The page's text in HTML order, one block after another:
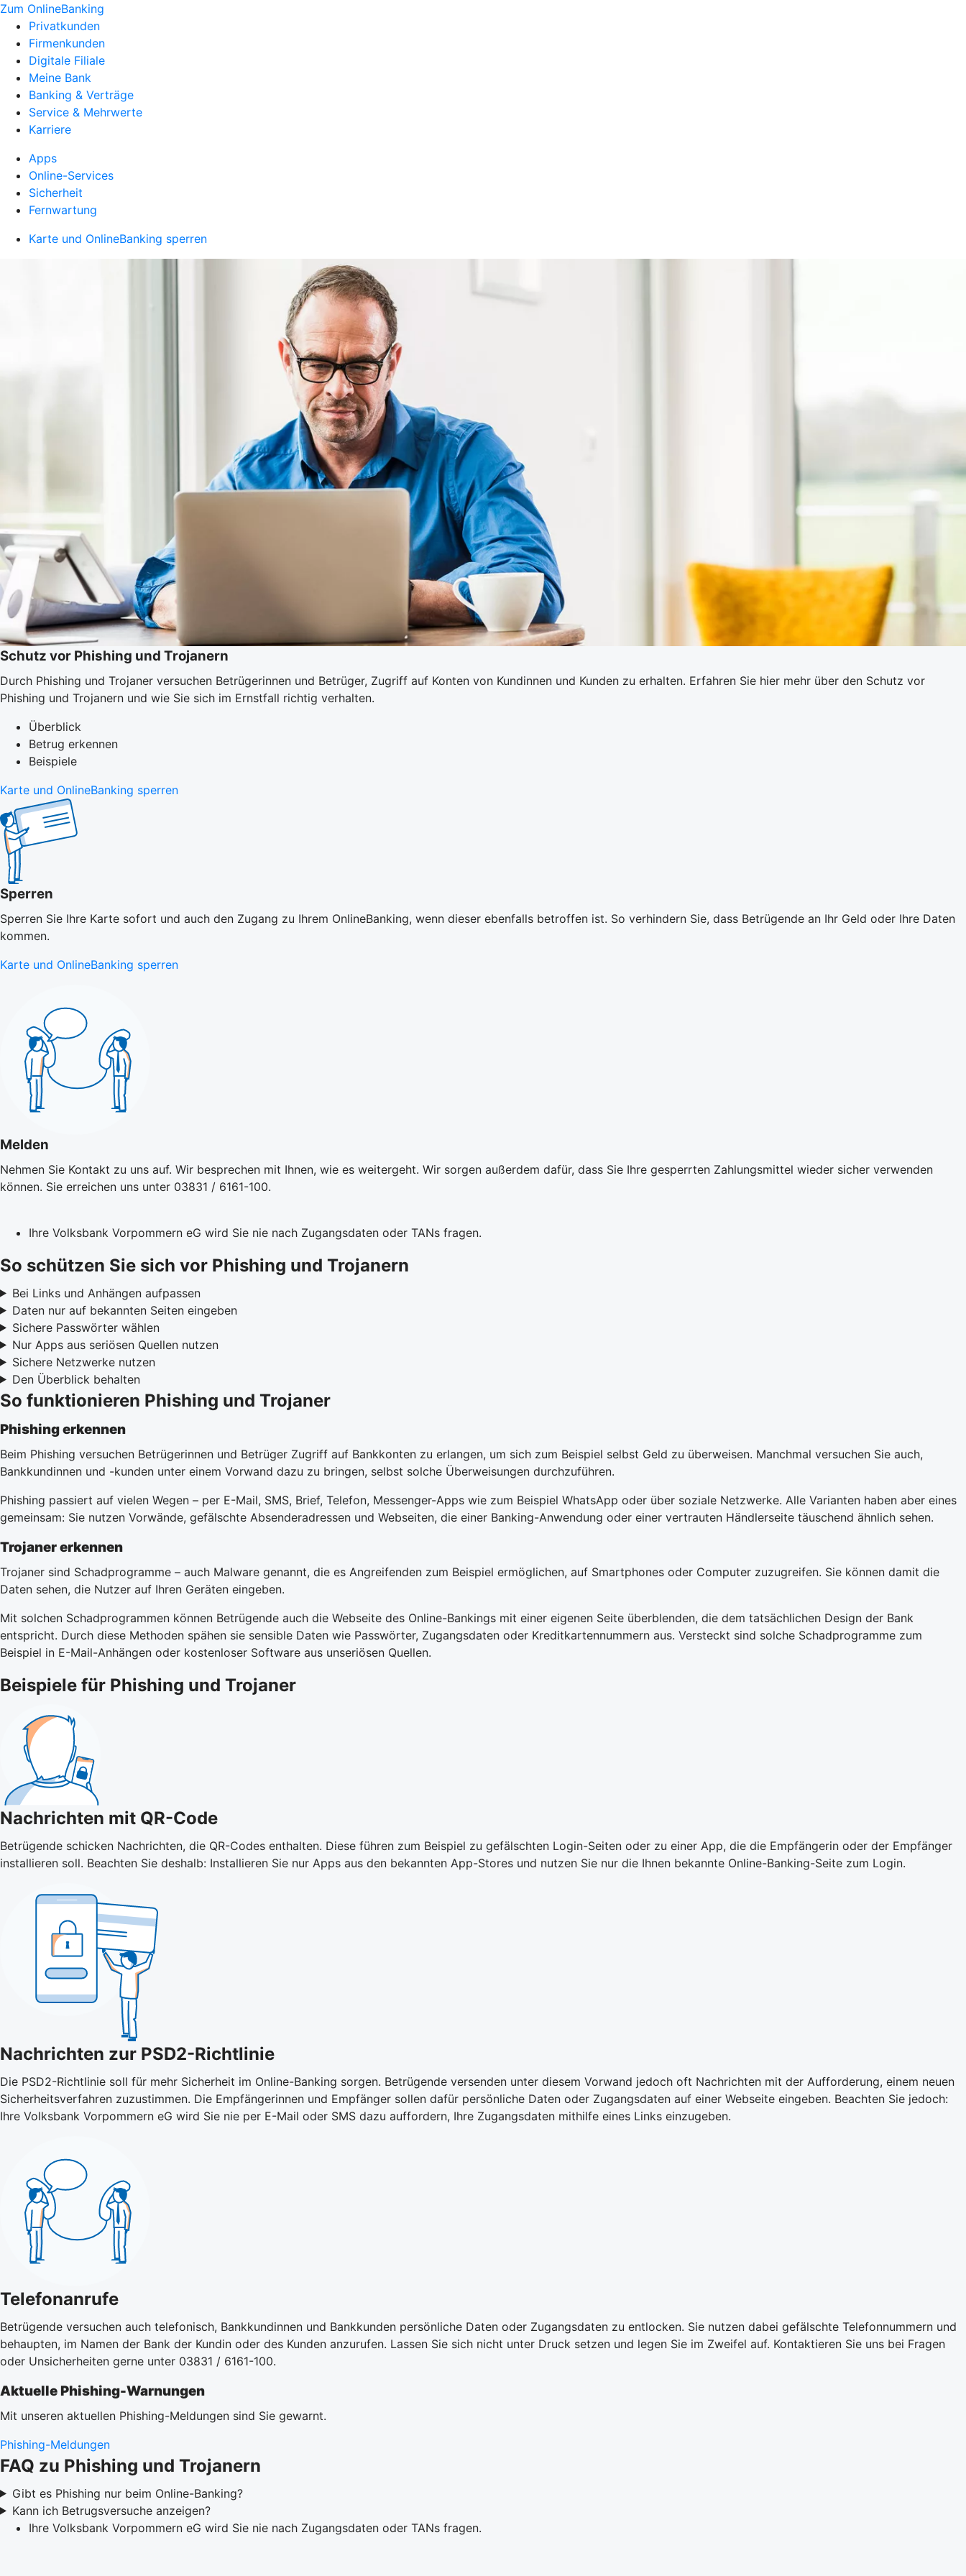
Zum OnlineBanking
Privatkunden
Firmenkunden
Digitale Filiale
Meine Bank
Banking & Verträge
Service & Mehrwerte
Karriere
Apps
Online-Services
Sicherheit
Fernwartung
Karte und OnlineBanking sperren
Schutz vor Phishing und Trojanern
Durch Phishing und Trojaner versuchen Betrügerinnen und Betrüger, Zugriff auf Konten von Kundinnen und Kunden zu erhalten. Erfahren Sie hier mehr über den Schutz vor
Phishing und Trojanern und wie Sie sich im Ernstfall richtig verhalten.
Überblick
Betrug erkennen
Beispiele
Karte und OnlineBanking sperren
Sperren
Sperren Sie Ihre Karte sofort und auch den Zugang zu Ihrem OnlineBanking, wenn dieser ebenfalls betroffen ist. So verhindern Sie, dass Betrügende an Ihr Geld oder Ihre Daten
kommen.
Karte und OnlineBanking sperren
Melden
Nehmen Sie Kontakt zu uns auf. Wir besprechen mit Ihnen, wie es weitergeht. Wir sorgen außerdem dafür, dass Sie Ihre gesperrten Zahlungsmittel wieder sicher verwenden
können. Sie erreichen uns unter 03831 / 6161-100.
Ihre Volksbank Vorpommern eG wird Sie nie nach Zugangsdaten oder TANs fragen.
So schützen Sie sich vor Phishing und Trojanern
Bei Links und Anhängen aufpassen
Daten nur auf bekannten Seiten eingeben
Sichere Passwörter wählen
Nur Apps aus seriösen Quellen nutzen
Sichere Netzwerke nutzen
Den Überblick behalten
So funktionieren Phishing und Trojaner
Phishing erkennen
Beim Phishing versuchen Betrügerinnen und Betrüger Zugriff auf Bankkonten zu erlangen, um sich zum Beispiel selbst Geld zu überweisen. Manchmal versuchen Sie auch,
Bankkundinnen und -kunden unter einem Vorwand dazu zu bringen, selbst solche Überweisungen durchzuführen.
Phishing passiert auf vielen Wegen – per E-Mail, SMS, Brief, Telefon, Messenger-Apps wie zum Beispiel WhatsApp oder über soziale Netzwerke. Alle Varianten haben aber eines
gemeinsam: Sie nutzen Vorwände, gefälschte Absenderadressen und Webseiten, die einer Banking-Anwendung oder einer vertrauten Händlerseite täuschend ähnlich sehen.
Trojaner erkennen
Trojaner sind Schadprogramme – auch Malware genannt, die es Angreifenden zum Beispiel ermöglichen, auf Smartphones oder Computer zuzugreifen. Sie können damit die
Daten sehen, die Nutzer auf Ihren Geräten eingeben.
Mit solchen Schadprogrammen können Betrügende auch die Webseite des Online-Bankings mit einer eigenen Seite überblenden, die dem tatsächlichen Design der Bank
entspricht. Durch diese Methoden spähen sie sensible Daten wie Passwörter, Zugangsdaten oder Kreditkartennummern aus. Versteckt sind solche Schadprogramme zum
Beispiel in E-Mail-Anhängen oder kostenloser Software aus unseriösen Quellen.
Beispiele für Phishing und Trojaner
Nachrichten mit QR-Code
Betrügende schicken Nachrichten, die QR-Codes enthalten. Diese führen zum Beispiel zu gefälschten Login-Seiten oder zu einer App, die die Empfängerin oder der Empfänger
installieren soll. Beachten Sie deshalb: Installieren Sie nur Apps aus den bekannten App-Stores und nutzen Sie nur die Ihnen bekannte Online-Banking-Seite zum Login.
Nachrichten zur PSD2-Richtlinie
Die PSD2-Richtlinie soll für mehr Sicherheit im Online-Banking sorgen. Betrügende versenden unter diesem Vorwand jedoch oft Nachrichten mit der Aufforderung, einem neuen
Sicherheitsverfahren zuzustimmen. Die Empfängerinnen und Empfänger sollen dafür persönliche Daten oder Zugangsdaten auf einer Webseite eingeben. Beachten Sie jedoch:
Ihre Volksbank Vorpommern eG wird Sie nie per E-Mail oder SMS dazu auffordern, Ihre Zugangsdaten mithilfe eines Links einzugeben.
Telefonanrufe
Betrügende versuchen auch telefonisch, Bankkundinnen und Bankkunden persönliche Daten oder Zugangsdaten zu entlocken. Sie nutzen dabei gefälschte Telefonnummern und
behaupten, im Namen der Bank der Kundin oder des Kunden anzurufen. Lassen Sie sich nicht unter Druck setzen und legen Sie im Zweifel auf. Kontaktieren Sie uns bei Fragen
oder Unsicherheiten gerne unter 03831 / 6161-100.
Aktuelle Phishing-Warnungen
Mit unseren aktuellen Phishing-Meldungen sind Sie gewarnt.
Phishing-Meldungen
FAQ zu Phishing und Trojanern
Gibt es Phishing nur beim Online-Banking?
Kann ich Betrugsversuche anzeigen?
Ihre Volksbank Vorpommern eG wird Sie nie nach Zugangsdaten oder TANs fragen.